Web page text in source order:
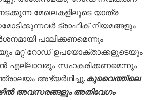
മേഖലകളിലൂടെ യാത്ര
ട്രാഫിക് നിയമങ്ങളും
പാലിക്കണമെന്നും
മറ്റ് റോഡ് ഉപയോക്താക്കളുടെയും
എല്ലാവരും സഹകരിക്കണമെന്നും
അഭ്യർഥിച്ചു.കുവൈത്തിലെ
അവസരങ്ങളും അതിവേഗം